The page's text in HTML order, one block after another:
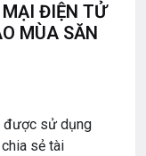
ĐIỆN TỬ
MÙA SĂN
được sử dụng
sẻ tài